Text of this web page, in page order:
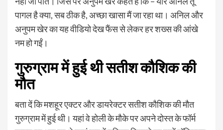
पागल है क्या, सब ठीक है, अच्छा खासा मैं जा रहा था। अनिल और
अनुपम खेर का यह वीडियो देख फैंस से लेकर हर शख्स की आंखे
नम हो गईं।
गुरुग्राम में हुई थी सतीश कौशिक की
मौत
बता दें कि मशहूर एक्टर और डायरेक्टर सतीश कौशिक की मौत
गुरुग्राम में हुई थी। यहां वे होली के मौके पर अपने दोस्त के फॉर्म